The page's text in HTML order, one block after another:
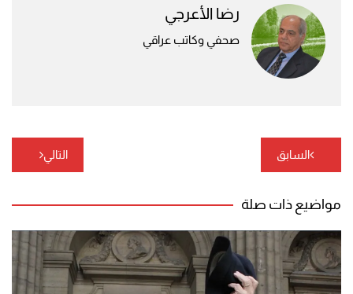
رضا الأعرجي
صحفي وكاتب عراقي
تصفّح
المقالات
السابق التالي
مواضيع ذات صلة